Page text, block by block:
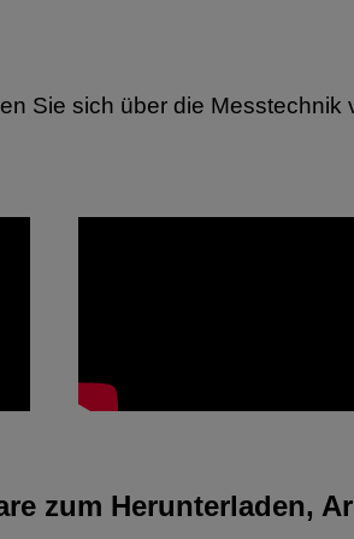
Sie sich über die Messtechnik
zum Herunterladen,